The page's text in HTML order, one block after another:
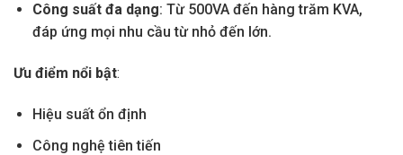
Công suất đa dạng: Từ 500VA đến hàng trăm KVA,
đáp ứng mọi nhu cầu từ nhỏ đến lớn.
Ưu điểm nổi bật:
Hiệu suất ổn định
Công nghệ tiên tiến